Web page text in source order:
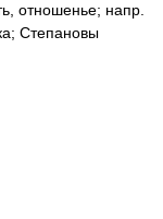
отношенье; напр.
Степановы